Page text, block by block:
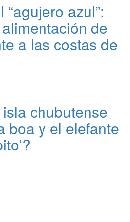
azul”:
de
a las costas de
chubutense
boa y el elefante